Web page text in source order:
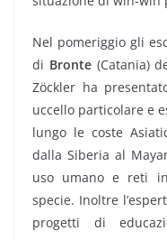
Nel pomeriggio gli
di Bronte(Catania)
Zöckler ha
uccello particolare e
lungo le coste
dalla Siberia al
uso umano e reti
specie. Inoltre
progetti di